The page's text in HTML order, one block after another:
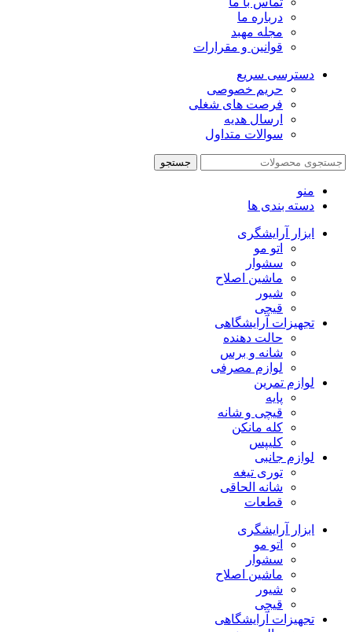
درباره ما
مجله مهبد
قوانین و مقرارات
دسترسی سریع
حریم خصوصی
فرصت های شغلی
ارسال هدیه
سوالات متداول
جستجو
منو
دسته بندی ها
ابزار آرایشگری
اتو مو
سشوار
ماشین اصلاح
شیور
قیچی
تجهیزات آرایشگاهی
حالت دهنده
شانه و برس
لوازم مصرفی
لوازم تمرین
پایه
قیچی و شانه
کله مانکن
کلیپس
لوازم جانبی
توری تیغه
شانه الحاقی
قطعات
ابزار آرایشگری
اتو مو
سشوار
ماشین اصلاح
شیور
قیچی
تجهیزات آرایشگاهی